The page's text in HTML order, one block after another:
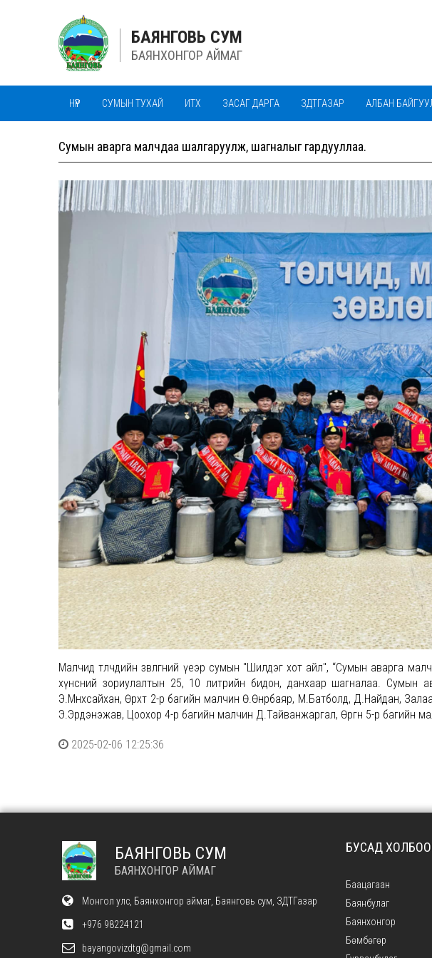
БАЯНГОВЬ СУМ
БАЯНХОНГОР АЙМАГ
НҮҮР СУМЫН ТУХАЙ ИТХ ЗАСАГ ДАРГА ЗДТГАЗАР АЛБАН
Сумын аварга малчдаа шалгаруулж, шагналыг гардууллаа.
Малчид төлчдийн зөвлөгөөний үеэр сумын "Шилдэг хот айл", “Сумын аварга
хүнсний зориулалтын 25, 10 литрийн бидон, данхаар шагналаа. Сумын
Э.Мөнхсайхан, Өрхт 2-р багийн малчин Ө.Өнөрбаяр, М.Батболд, Д.Найдан,
Э.Эрдэнэжав, Цоохор 4-р багийн малчин Д.Тайванжаргал, Өргөн 5-р багийн
2025-02-06 12:25:36
БАЯНГОВЬ СУМ
БАЯНХОНГОР АЙМАГ
Монгол улс, Баянхонгор аймаг, Баянговь сум, ЗДТГазар
+976 98224121
bayangovizdtg@gmail.com
БУСАД
Баацагаан
Баянбулаг
Баянхонгор
Бөмбөгөр